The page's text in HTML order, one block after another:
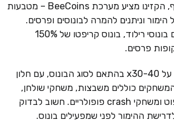
ברמות הגבוהות. בנוסף, הקזינו מציע מערכת BeeCoins – מטבעות
הימור וניתנים להמרה לבונוסים ופרסים.
לשחקנים קבועים יש גם בונוסי רילוד, בונוס קריפטו של 150%
פרסים.
דרישת ההימור עומדת על x30-40 בהתאם לסוג הבונוס, עם חלון
המשחקים כוללים משבצות, משחקי שולחן,
קזינו לייב, משחקי ג'קפוט ומשחקי crash פופולריים. חשוב לבדוק
ההימור לפני שמפעילים בונוס.